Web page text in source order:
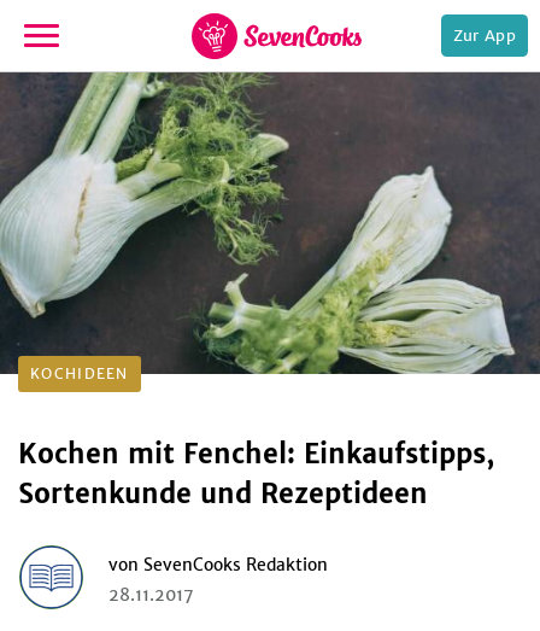
zur
Startseite
Zur App
KOCHIDEEN
Kochen mit Fenchel: Einkaufstipps,
Sortenkunde und Rezeptideen
von SevenCooks Redaktion
28.11.2017